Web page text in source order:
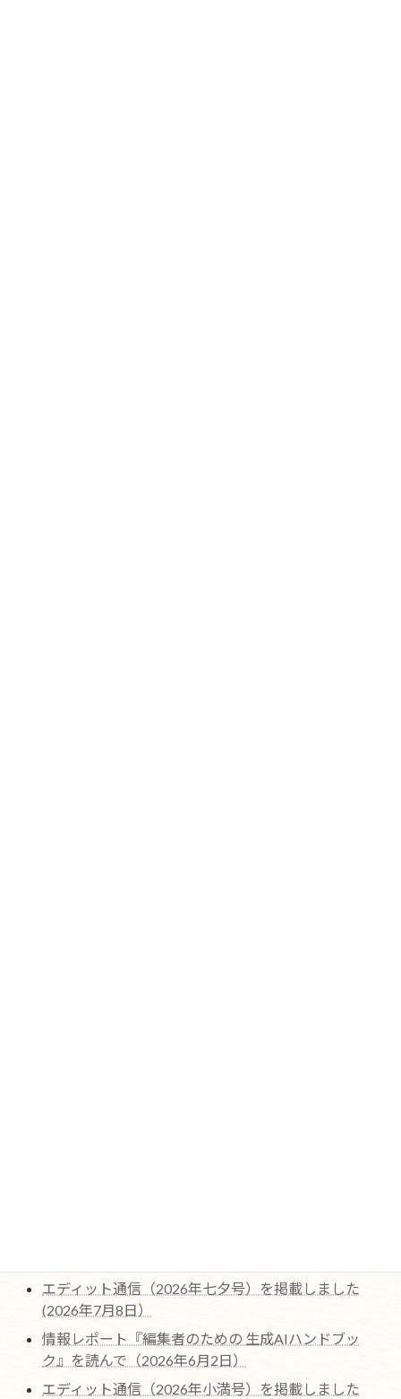
エディット通信（2026年七夕号）を掲載しました
(2026年7月8日）
情報レポート『編集者のための 生成AIハンドブッ
ク』を読んで（2026年6月2日）
エディット通信（2026年小満号）を掲載しました